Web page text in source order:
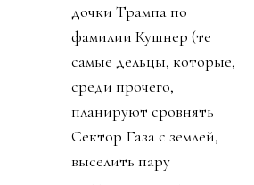
дочки Трампа по
фамилии Кушнер (те
самые дельцы, которые,
среди прочего,
планируют сровнять
Сектор Газа с землей,
выселить пару